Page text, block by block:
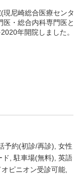
尼崎総合医療センタ
・総合内科専門医と
年開院しました。
予約(初診/再診) 女性
ド 駐車場(無料) 英語
オピニオン受診可能